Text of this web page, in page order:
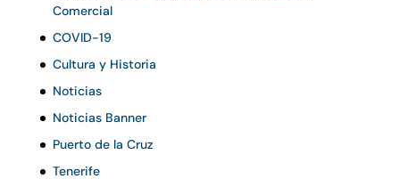
Comercial
COVID-19
Cultura y Historia
Noticias
Noticias Banner
Puerto de la Cruz
Tenerife